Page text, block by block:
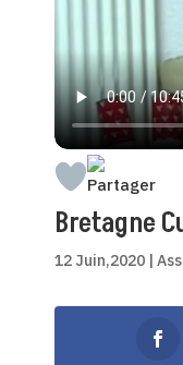
Bretagne
12 Juin,2020 |